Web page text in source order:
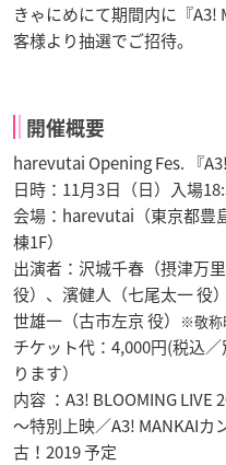
きゃにめにて期間内に『A3!
客様より抽選でご招待。
開催概要
harevutai Opening Fes. 『
日時：11月3日（日）入場
会場：harevutai（東京都豊
棟1F）
出演者：沢城千春（摂津万
役）、濱健人（七尾太一 役
世雄一（古市左京 役）
※敬称
チケット代：4,000円(税込
ります）
内容 ：A3! BLOOMING LIVE
～特別上映／A3! MANKAIカ
古！2019 予定